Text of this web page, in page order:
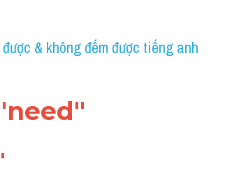
& không đếm được tiếng anh